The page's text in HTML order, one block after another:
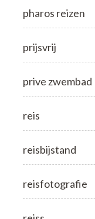
pharos reizen
prijsvrij
prive zwembad
reis
reisbijstand
reisfotografie